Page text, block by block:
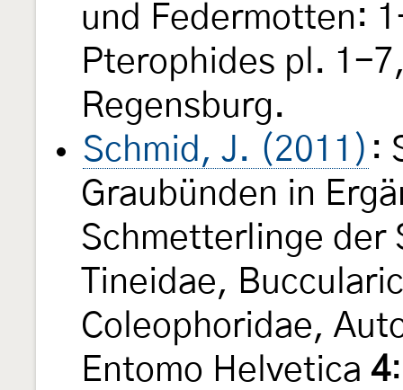
und Federmotten:
Pterophides pl. 1-
Regensburg.
Schmid, J. (2011) :
Graubünden in
Schmetterlinge der
Tineidae,
Coleophoridae,
Entomo Helvetica 4